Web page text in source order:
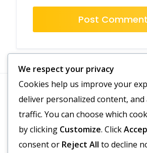
Căutare
We respect your privacy
Cookies help us improve your
deliver personalized content, and
traffic. You can choose which
by clicking Customize. Click
consent or Reject All to decline